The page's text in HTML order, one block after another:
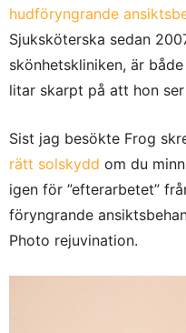
hudföryngrande
Sjuksköterska sedan
skönhetskliniken, är
litar skarpt på att hon
Sist jag besökte Frog
rätt solskydd om du
igen för ”efterarbetet”
föryngrande
Photo rejuvination.